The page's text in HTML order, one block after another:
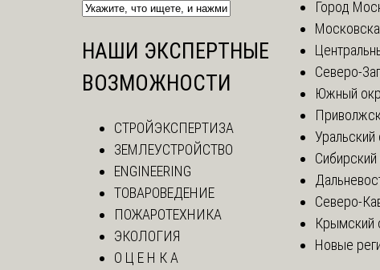
НАШИ ЭКСПЕРТНЫЕ
ВОЗМОЖНОСТИ
СТРОЙЭКСПЕРТИЗА
ЗЕМЛЕУСТРОЙСТВО
ENGINEERING
ТОВАРОВЕДЕНИЕ
ПОЖАРОТЕХНИКА
ЭКОЛОГИЯ
О Ц Е Н К А
Город
Северо-
Южный
Уральский
Сибирский
Северо-
Крымский
Новые